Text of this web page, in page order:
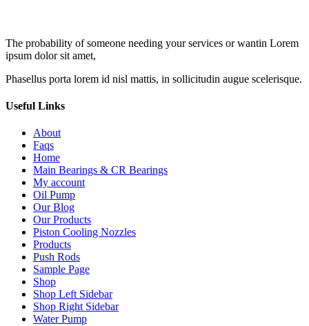
The probability of someone needing your services or wantin Lorem
ipsum dolor sit amet,
Phasellus porta lorem id nisl mattis, in sollicitudin augue scelerisque.
Useful Links
About
Faqs
Home
Main Bearings & CR Bearings
My account
Oil Pump
Our Blog
Our Products
Piston Cooling Nozzles
Products
Push Rods
Sample Page
Shop
Shop Left Sidebar
Shop Right Sidebar
Water Pump